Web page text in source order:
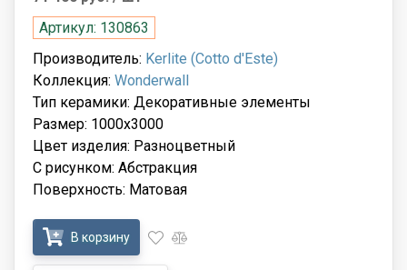
Артикул: 130863
Производитель: Kerlite (Cotto d'Este)
Коллекция: Wonderwall
Тип керамики: Декоративные элементы
Размер: 1000x3000
Цвет изделия: Разноцветный
С рисунком: Абстракция
Поверхность: Матовая
В корзину